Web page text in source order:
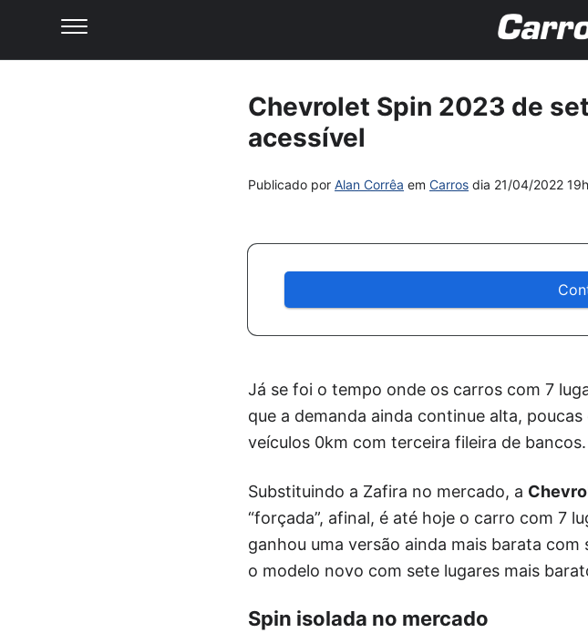
Chevrolet Spin 2023 de
acessível
Publicado por Alan Corrêa em Carros dia 21/04/2022
Já se foi o tempo onde os carros com 7
que a demanda ainda continue alta,
veículos 0km com terceira fileira de bancos.
Substituindo a Zafira no mercado, a
“forçada”, afinal, é até hoje o carro com 7
ganhou uma versão ainda mais barata
o modelo novo com sete lugares mais
Spin isolada no mercado